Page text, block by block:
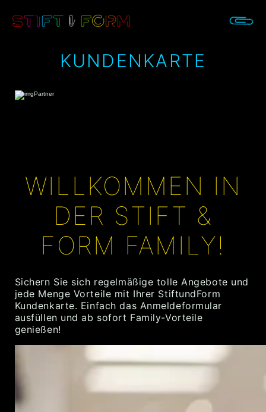
KUNDENKARTE
WILLKOMMEN IN
DER STIFT &
FORM FAMILY!
Sichern Sie sich regelmäßige tolle Angebote und
jede Menge Vorteile mit Ihrer StiftundForm
Kundenkarte. Einfach das Anmeldeformular
ausfüllen und ab sofort Family-Vorteile
genießen!